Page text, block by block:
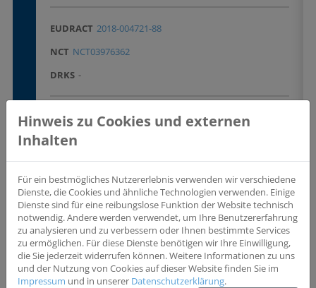
EUDRACT 2018-004721-88
NCT NCT03976362
DRKS -
Krankheitsentität(en)
Lunge
Interventionsstudie Phase III
Wesentliche Einschlusskriterien
- Plattenepithelkarzinom - Stadium IV
Wesentliche Ausschlusskriterien
- Adenokarzinom - Stadium I-III - Tumor ist systemisch
Vorbehandelt
Hinweis zu Cookies und externen
Inhalten
Für ein bestmögliches Nutzererlebnis verwenden wir verschiedene
Dienste, die Cookies und ähnliche Technologien verwenden. Einige
Dienste sind für eine reibungslose Funktion der Website technisch
notwendig. Andere werden verwendet, um Ihre Benutzererfahrung
zu analysieren und zu verbessern oder Ihnen bestimmte Services
zu ermöglichen. Für diese Dienste benötigen wir Ihre Einwilligung,
die Sie jederzeit widerrufen können. Weitere Informationen zu uns
und der Nutzung von Cookies auf dieser Website finden Sie im
Impressum und in unserer Datenschutzerklärung.